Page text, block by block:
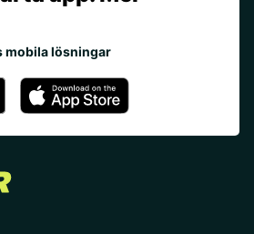
mobila lösningar